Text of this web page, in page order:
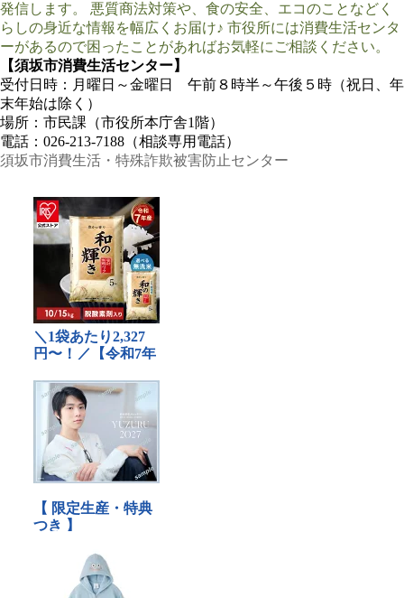
発信します。 悪質商法対策や、食の安全、エコのことなどく
らしの身近な情報を幅広くお届け♪ 市役所には消費生活センタ
ーがあるので困ったことがあればお気軽にご相談ください。
【須坂市消費生活センター】
受付日時：月曜日～金曜日 午前８時半～午後５時（祝日、年
末年始は除く）
場所：市民課（市役所本庁舎1階）
電話：026-213-7188（相談専用電話）
須坂市消費生活・特殊詐欺被害防止センター